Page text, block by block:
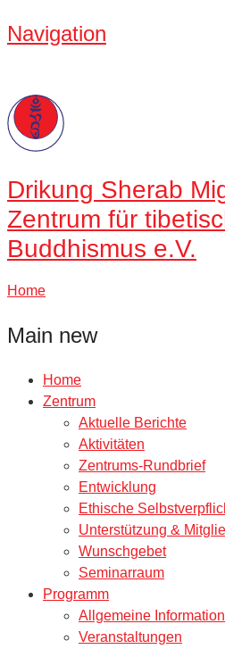
Navigation
Drikung Sherab
Zentrum für
Buddhismus e.V.
Home
Main new
Home
Zentrum
Aktuelle Berichte
Aktivitäten
Zentrums-Rundbrief
Entwicklung
Ethische
Unterstützung &
Wunschgebet
Seminarraum
Programm
Allgemeine
Veranstaltungen